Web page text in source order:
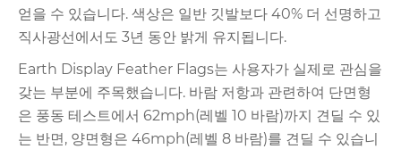
얻을 수 있습니다. 색상은 일반 깃발보다 40% 더 선명하고
직사광선에서도 3년 동안 밝게 유지됩니다.
Earth Display Feather Flags는 사용자가 실제로 관심을
갖는 부분에 주목했습니다. 바람 저항과 관련하여 단면형
은 풍동 테스트에서 62mph(레벨 10 바람)까지 견딜 수 있
는 반면, 양면형은 46mph(레벨 8 바람)를 견딜 수 있습니